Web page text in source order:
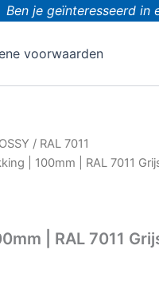
Ben je geïnteresseerd in
voorwaarden
/ RAL 7011
| 100mm | RAL 7011 Grijs
| RAL 7011 Grijs